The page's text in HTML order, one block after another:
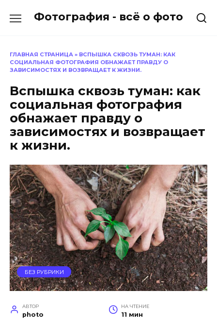
Фотография - всё о фото
ГЛАВНАЯ СТРАНИЦА » ВСПЫШКА СКВОЗЬ ТУМАН: КАК
СОЦИАЛЬНАЯ ФОТОГРАФИЯ ОБНАЖАЕТ ПРАВДУ О
ЗАВИСИМОСТЯХ И ВОЗВРАЩАЕТ К ЖИЗНИ.
Вспышка сквозь туман: как
социальная фотография
обнажает правду о
зависимостях и возвращает
к жизни.
БЕЗ РУБРИКИ
АВТОР
photo
НА ЧТЕНИЕ
11 мин